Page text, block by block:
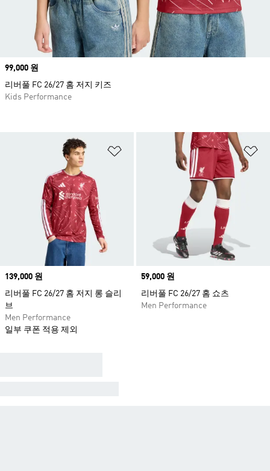
위시리스트 담기
Price
139,000 원
리버풀 FC 26/27 홈 저지 롱 슬리
브
Men Performance
일부 쿠폰 적용 제외
Price
59,000 원
리버풀 FC 26/27 홈 쇼츠
Men Performance
Price
99,000 원
리버풀 FC 26/27 홈 저지 키즈
Kids Performance